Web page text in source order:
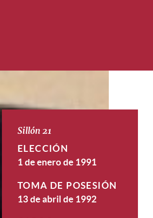
Sillón 21
ELECCIÓN
1 de enero de 1991
TOMA DE POSESIÓN
13 de abril de 1992